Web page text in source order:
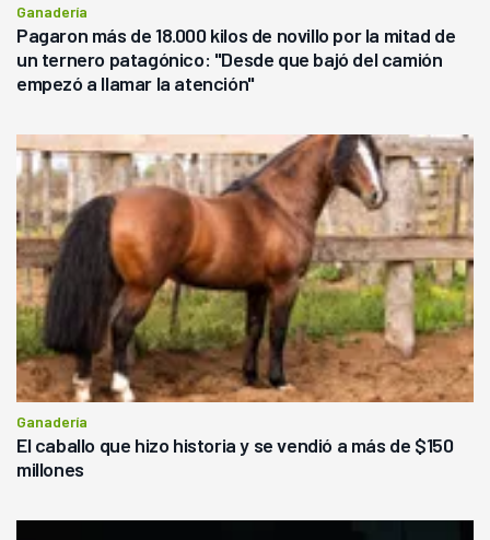
Ganadería
Pagaron más de 18.000 kilos de novillo por la mitad de
un ternero patagónico: "Desde que bajó del camión
empezó a llamar la atención"
Ganadería
El caballo que hizo historia y se vendió a más de $150
millones